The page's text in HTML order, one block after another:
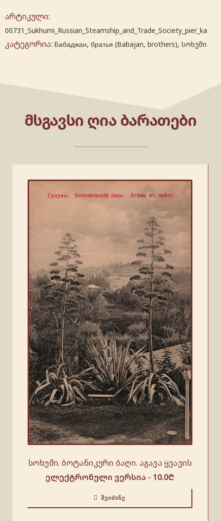
არტიკული:
00731_Sukhumi_Russian_Steamship_and_Trade_Society_pier_ka
კატეგორია: Бабаджан, братья (Babajan, brothers), სოხუმი
ᲛᲡᲒᲐᲕᲡᲘ ᲦᲘᲐ ᲑᲐᲠᲐᲗᲔᲑᲘ
სოხუმი. ბოტანიკური ბაღი. აგავა ყვავის
ელექტრონული ვერსია - 10.0₾
ᲨᲔᲘᲫᲘᲜᲔ